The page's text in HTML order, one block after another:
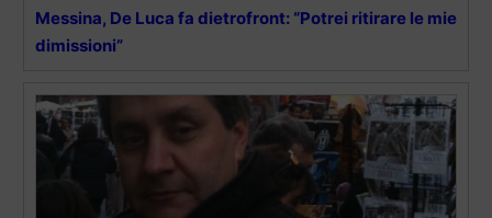
Messina, De Luca fa dietrofront: “Potrei ritirare le mie
dimissioni”